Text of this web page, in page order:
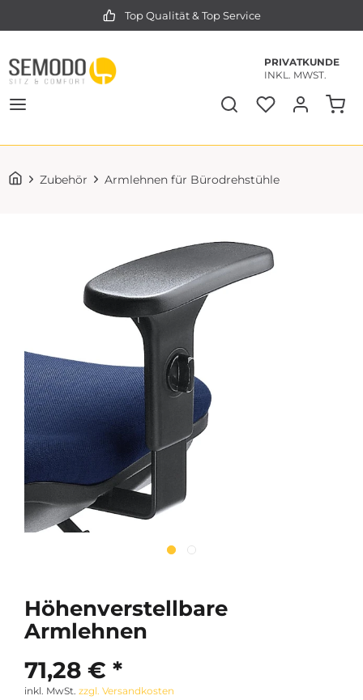
Top Qualität & Top Service
PRIVATKUNDE
INKL. MWST.
Zubehör Armlehnen für Bürodrehstühle
Höhenverstellbare
Armlehnen
71,28 € *
inkl. MwSt. zzgl. Versandkosten